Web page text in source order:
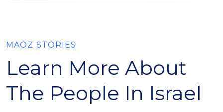
MAOZ STORIES
Learn More About
The People In Israel